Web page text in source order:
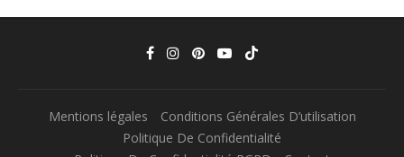
Mentions légales
Conditions Générales D’utilisation
Politique De Confidentialité